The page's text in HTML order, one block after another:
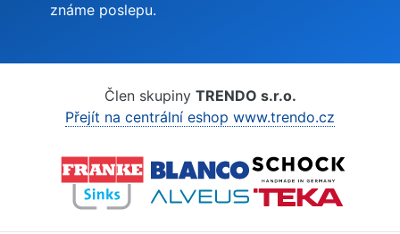
známe poslepu.
Člen skupiny TRENDO s.r.o.
Přejít na centrální eshop www.trendo.cz